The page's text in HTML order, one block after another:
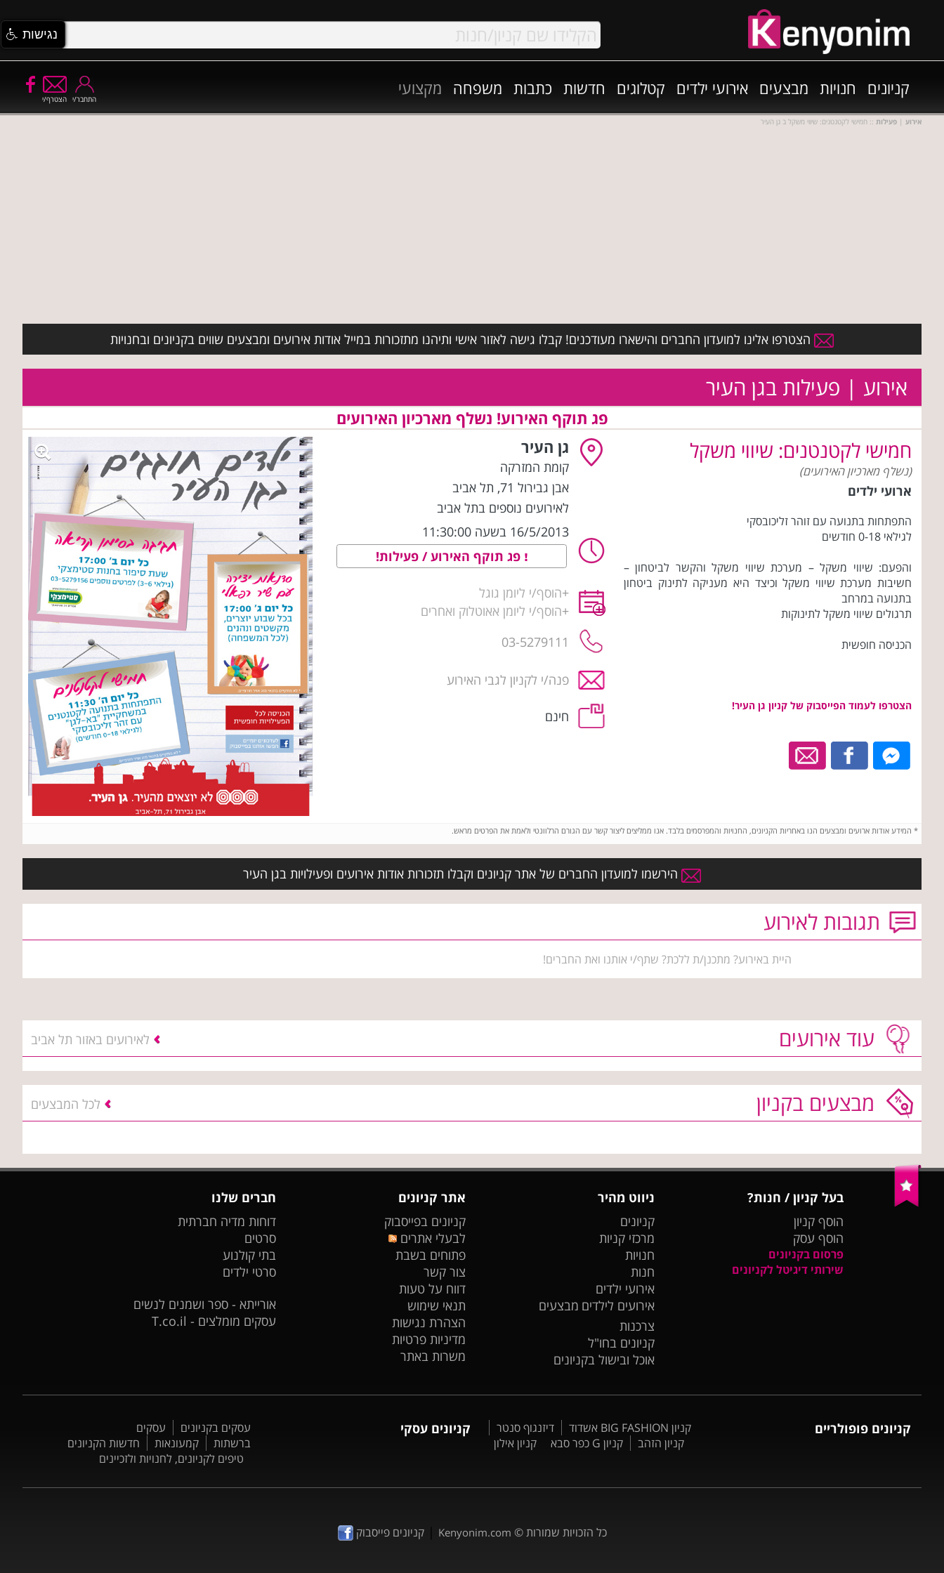
קניונים חנויות מבצעים אירועי ילדים קטלוגים חדשות כתבות משפחה מקצועי
הצטרף/י התחבר/י
אירוע | פעילות :: חמישי לקטנטנים: שיווי משקל ב גן העיר
הצטרפו אלינו למועדון החברים והישארו מעודכנים! קבלו גישה לאזור אישי ותיהנו מתזכורות במייל אודות אירועים ומבצעים שווים בקניונים ובחנויות
אירוע | פעילות בגן העיר
פג תוקף האירוע! נשלף מארכיון האירועים
חמישי לקטנטנים: שיווי משקל
(נשלף מארכיון האירועים)
ארועי ילדים
התפתחות בתנועה עם זוהר זליכובסקי
לגילאי 0-18 חודשים
והפעם: שיווי משקל – מערכת שיווי משקל והקשר לביטחון –
חשיבות מערכת שיווי משקל וכיצד היא מעניקה לתינוק ביטחון
בתנועה במרחב
תרגולים שיווי משקל לתינוקות
הכניסה חופשית
הצטרפו לעמוד הפייסבוק של קניון גן העיר!
גן העיר
קומת המזרקה
אבן גבירול 71
, תל אביב
לאירועים נוספים בתל אביב
16/5/2013 בשעה 11:30:00
פג תוקף האירוע / פעילות!
+הוסף/י ליומן גוגל
+הוסף/י ליומן אאוטלוק ואחרים
03-5279111
פנה/י לקניון לגבי האירוע
חינם
* המידע אודות ארועים ומבצעים הנו באחריות הקניונים, החנויות והמפרסמים בלבד. אנו ממליצים ליצור קשר עם הגורם הרלוונטי ולאמת את הפרטים מראש.
הירשמו למועדון החברים של אתר קניונים וקבלו תזכורות אודות אירועים ופעילויות בגן העיר
תגובות לאירוע
היית באירוע? מתכנן/ת ללכת? שתף/י אותנו ואת החברים!
עוד אירועים לאירועים באזור תל אביב
מבצעים בקניון לכל המבצעים
בעל קניון / חנות?
הוסף קניון
הוסף עסק
פרסום בקניונים
שירותי דיגיטל לקניונים
ניווט מהיר
קניונים
מרכזי קניות
חנויות
חנות
אירועי ילדים
אירועים לילדים מבצעים
צרכנות
קניונים בחו"ל
אוכל ובישול בקניונים
אתר קניונים
קניונים בפייסבוק
לבעלי אתרים
פתוחים בשבת
צור קשר
דווח על טעות
תנאי שימוש
הצהרת נגישות
מדיניות פרטיות
משרות באתר
חברים שלנו
דוחות מדיה חברתית
סרטים
בתי קולנוע
סרטי ילדים
אורייתא - ספר ושמנים לנשים
עסקים מומלצים - T.co.il
קניונים פופולריים קניון BIG FASHION אשדוד
דיזנגוף סנטר
קניון הזהב
קניון G כפר סבא קניון אילון
קניונים עסקי עסקים בקניונים
עסקים
ברשתות
קמעונאות
חדשות הקניונים
טיפים לקניונים, לחנויות ולזכיינים
כל הזכויות שמורות © Kenyonim.com
|קניונים פייסבוק
נגישות